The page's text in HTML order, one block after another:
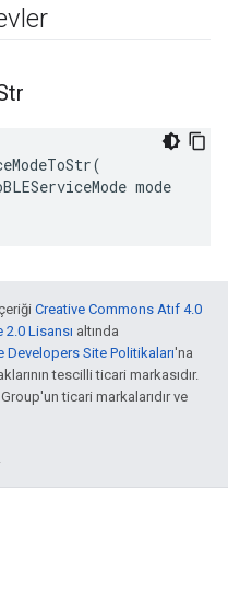
(
mode
Creative Commons Atıf 4.0
Lisansı altında
Developers Site Politikaları'na
tescilli ticari markasıdır.
ticari markalarıdır ve